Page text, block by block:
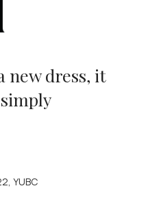
new dress, it
YUBC